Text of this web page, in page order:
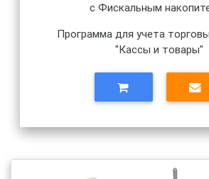
с Фискальным
Программа для учета
"Кассы и товары"